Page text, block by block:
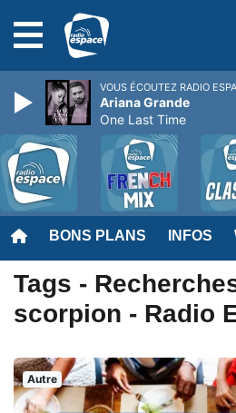
BONS PLANS INFOS
Tags -
scorpion - Radio
Autre
VOUS ÉCOUTEZ RADIO
Ariana Grande
One Last Time